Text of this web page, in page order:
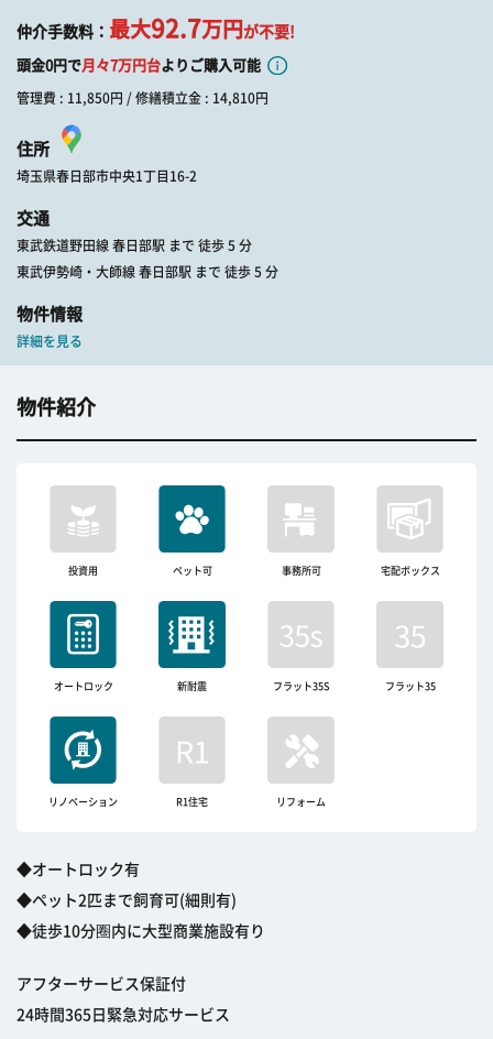
仲介手数料： 最大92.7万円 が不要!
頭金0円で月々7万円台よりご購入可能
管理費 : 11,850円 / 修繕積立金 : 14,810円
住所
埼玉県春日部市中央1丁目16-2
交通
東武鉄道野田線 春日部駅 まで 徒歩 5 分
東武伊勢崎・大師線 春日部駅 まで 徒歩 5 分
物件情報
詳細を見る
物件紹介
投資用 ペット可 事務所可 宅配ボックス
オートロック 新耐震 フラット35S フラット35
リノベーション R1住宅 リフォーム
◆オートロック有
◆ペット2匹まで飼育可(細則有)
◆徒歩10分圈内に大型商業施設有り
アフターサービス保証付
24時間365日緊急対応サービス